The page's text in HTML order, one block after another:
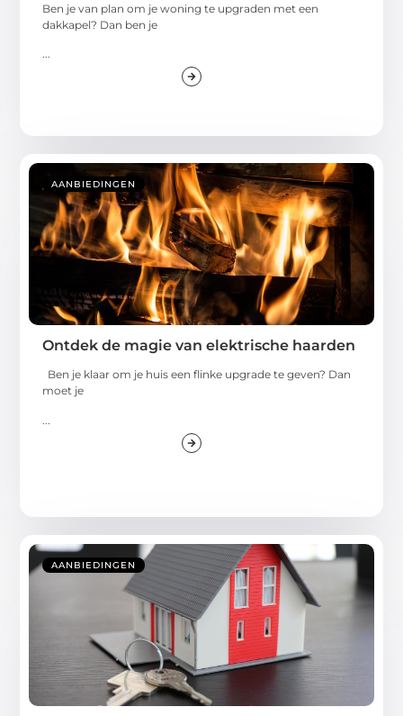
Ben je van plan om je woning te upgraden met een
dakkapel? Dan ben je
...
AANBIEDINGEN
Ontdek de magie van elektrische haarden
Ben je klaar om je huis een flinke upgrade te geven? Dan
moet je
AANBIEDINGEN